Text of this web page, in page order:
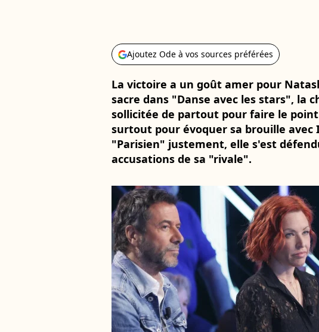
Ajoutez Ode à vos sources préférées
La victoire a un goût amer pour
sacre dans "Danse avec les stars", la
sollicitée de partout pour faire le
surtout pour évoquer sa brouille avec
"Parisien" justement, elle s'est
accusations de sa "rivale".